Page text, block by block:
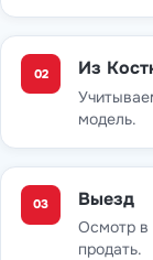
02 Из
модель.
03 Выезд
Осмотр в
продать.